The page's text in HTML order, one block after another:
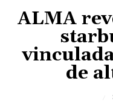
ALMA
de